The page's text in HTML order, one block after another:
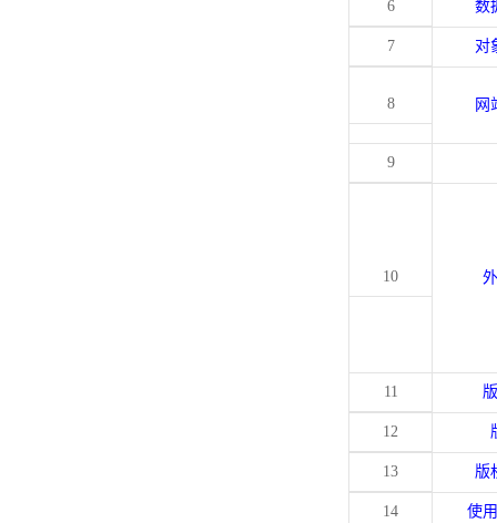
6 数
7 对
8 网
9
10
11
12
13 版
14 使